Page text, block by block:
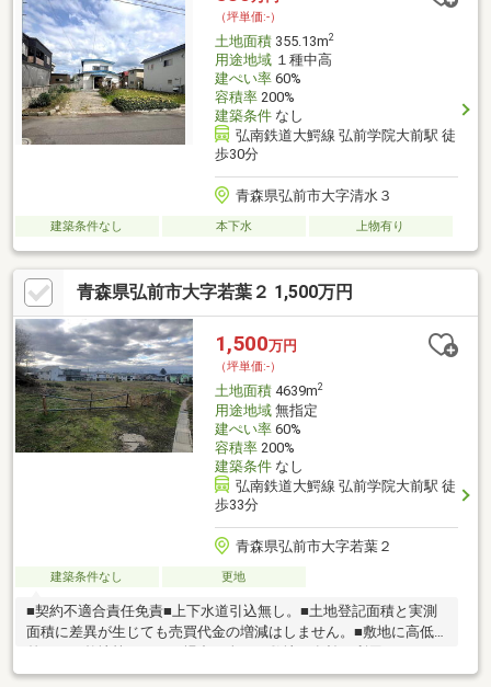
（坪単価:-）
土地面積355.13m2
用途地域１種中高
建ぺい率60%
容積率200%
建築条件なし
弘南鉄道大鰐線 弘前学院大前駅 徒
歩30分
青森県弘前市大字清水３
建築条件なし 本下水 上物有り
青森県弘前市大字若葉２ 1,500万円
1,500万円
（坪単価:-）
土地面積4639m2
用途地域無指定
建ぺい率60%
容積率200%
建築条件なし
弘南鉄道大鰐線 弘前学院大前駅 徒
歩33分
青森県弘前市大字若葉２
建築条件なし 更地
■契約不適合責任免責■上下水道引込無し。■土地登記面積と実測
面積に差異が生じても売買代金の増減はしません。■敷地に高低
差あり、整地等をしない場合、全ての敷地を有効に利用できない
場合があります。